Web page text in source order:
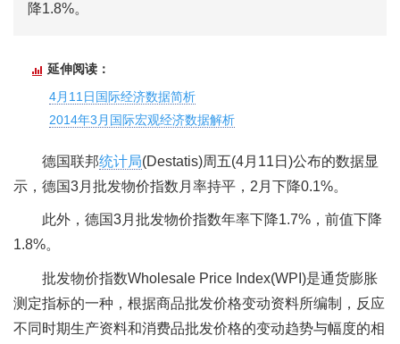
降1.8%。
延伸阅读：
4月11日国际经济数据简析
2014年3月国际宏观经济数据解析
德国联邦统计局(Destatis)周五(4月11日)公布的数据显
示，德国3月批发物价指数月率持平，2月下降0.1%。
此外，德国3月批发物价指数年率下降1.7%，前值下降
1.8%。
批发物价指数Wholesale Price Index(WPI)是通货膨胀
测定指标的一种，根据商品批发价格变动资料所编制，反应
不同时期生产资料和消费品批发价格的变动趋势与幅度的相